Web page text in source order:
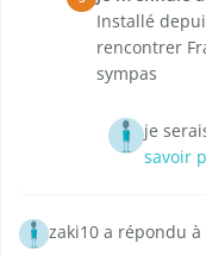
Installé
rencontrer
sympas
je
savoir
zaki10 a répondu